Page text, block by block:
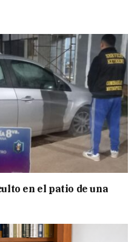
en el patio de una